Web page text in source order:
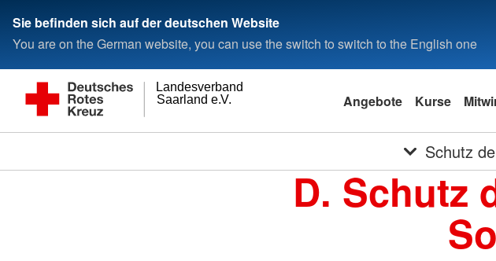
Sie befinden sich auf der deutschen Website
You are on the German website, you can use the switch to switch to the English one
Saarland e.V.
Landesverband
Angebote Kurse
Schutz
D. Schutz